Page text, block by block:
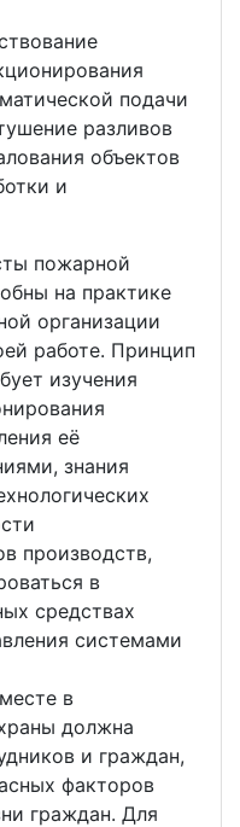
подачи
разливов
объектов
и
пожарной
на практике
организации
работе. Принцип
изучения
её
знания
производств,
в
средствах
системами
в
должна
и граждан,
факторов
граждан. Для